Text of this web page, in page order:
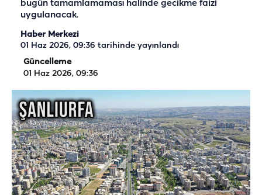
bugün tamamlamaması halinde gecikme faizi
uygulanacak.
Haber Merkezi
01 Haz 2026, 09:36 tarihinde yayınlandı
Güncelleme
01 Haz 2026, 09:36